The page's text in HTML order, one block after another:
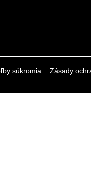
súkromia Zásady